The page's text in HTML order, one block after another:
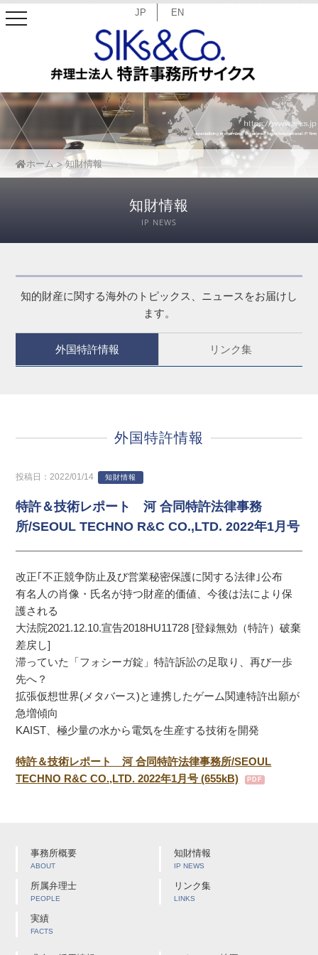
JP EN
toggle
ホーム 知財情報
知財情報
IP NEWS
知的財産に関する海外のトピックス、ニュースをお届けし
ます。
外国特許情報 リンク集
外国特許情報
投稿日：2022/01/14 知財情報
特許＆技術レポート 河 合同特許法律事務
所/SEOUL TECHNO R&C CO.,LTD. 2022年1月号
改正｢不正競争防止及び営業秘密保護に関する法律｣公布
有名人の肖像・氏名が持つ財産的価値、今後は法により保
護される
大法院2021.12.10.宣告2018HU11728 [登録無効（特許）破棄
差戻し]
滞っていた「フォシーガ錠」特許訴訟の足取り、再び一歩
先へ？
拡張仮想世界(メタバース)と連携したゲーム関連特許出願が
急増傾向
KAIST、極少量の水から電気を生産する技術を開発
特許＆技術レポート 河 合同特許法律事務所/SEOUL
TECHNO R&C CO.,LTD. 2022年1月号 (655kB)
事務所概要
ABOUT
所属弁理士
PEOPLE
実績
FACTS
知財情報
IP NEWS
リンク集
LINKS